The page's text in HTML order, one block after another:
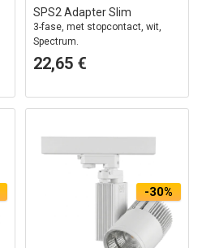
SPS2 Adapter Slim
3-fase, met stopcontact, wit,
Spectrum.
22,65 €
-30%